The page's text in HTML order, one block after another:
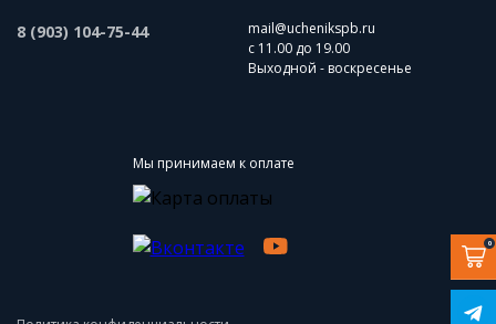
8 (903) 104-75-44
mail@uchenikspb.ru
с 11.00 до 19.00
Выходной - воскресенье
Мы принимаем к оплате
0